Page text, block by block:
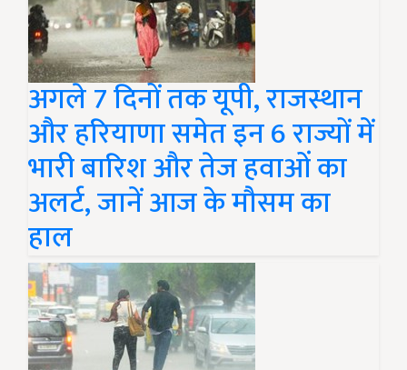
अगले 7 दिनों तक यूपी, राजस्थान
और हरियाणा समेत इन 6 राज्यों में
भारी बारिश और तेज हवाओं का
अलर्ट, जानें आज के मौसम का
हाल